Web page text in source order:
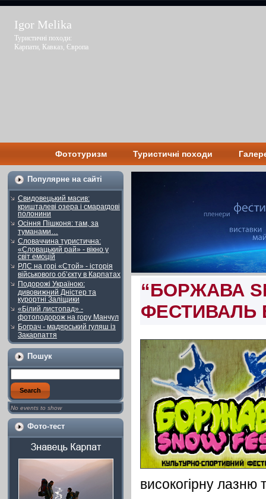
Igor Melika
Туристичні походи:
Карпати, Кавказ, Європа
Фототуризм Туристичні походи
Популярне на сайті
Свидовецький масив:
кришталеві озера і смарагдові
полонини
Осіння Пішконя: там, за
туманами…
Словаччина туристична:
«Словацький рай» - вікно у
світ емоцій
РЛС на горі «Стой» - історія
військового об’єкту в Карпатах
Подорожі Україною:
дивовижний Дністер та
курортні Заліщики
«Білий листопад» -
фотоподорож на гору Манчул
Бограч - мадярський гуляш із
Закарпаття
Пошук
No events to show
Фото-тест
“БОРЖАВА
ФЕСТИВАЛЬ
високогірну лазню